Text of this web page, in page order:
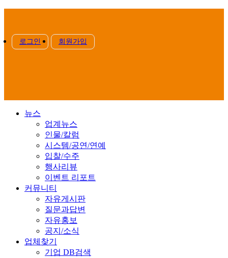
로그인 회원가입
뉴스
업계뉴스
인물/칼럼
시스템/공연/연예
입찰/수주
행사리뷰
이벤트 리포트
커뮤니티
자유게시판
질문과답변
자유홍보
공지/소식
업체찾기
기업 DB검색